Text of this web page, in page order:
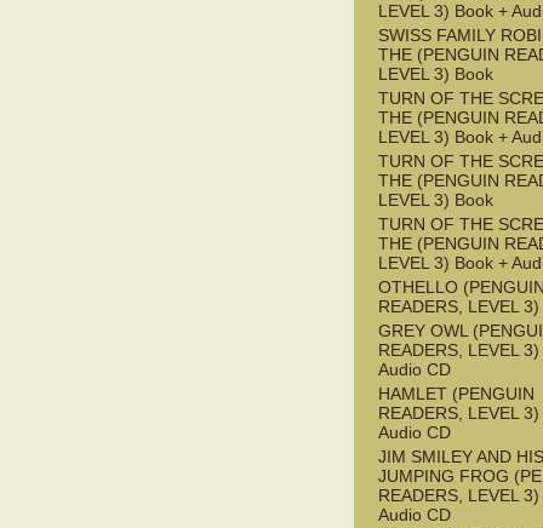
LEVEL 3) Book +
SWISS FAMILY
THE (PENGUIN
LEVEL 3) Book
TURN OF THE
THE (PENGUIN
LEVEL 3) Book +
TURN OF THE
THE (PENGUIN
LEVEL 3) Book
TURN OF THE
THE (PENGUIN
LEVEL 3) Book +
OTHELLO
READERS, LEVEL
GREY OWL
READERS, LEVEL
Audio CD
HAMLET (PENGUIN
READERS, LEVEL
Audio CD
JIM SMILEY AND HIS
JUMPING FROG
READERS, LEVEL
Audio CD